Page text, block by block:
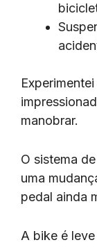
manobrar.
O sistema
uma
pedal ainda
A bike é